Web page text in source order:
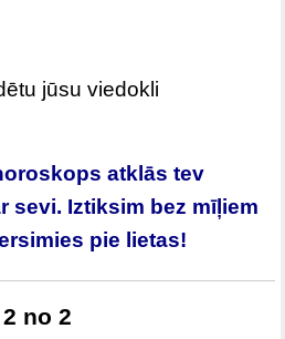
jūsu viedokli
atklās tev
sevi. Iztiksim bez mīļiem
pie lietas!
2 no 2